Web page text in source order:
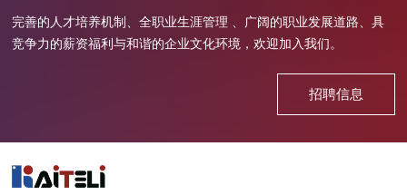
完善的人才培养机制、全职业生涯管理 、广阔的职业发展道路、具
竞争力的薪资福利与和谐的企业文化环境，欢迎加入我们。
招聘信息